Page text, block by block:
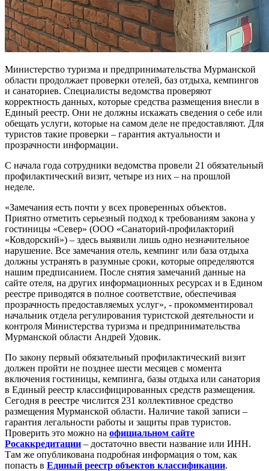
Министерство туризма и предпринимательства Мурманской
области продолжает проверки отелей, баз отдыха, кемпингов
и санаториев. Специалисты ведомства проверяют
корректность данных, которые средства размещения внесли в
Единый реестр. Они не должны искажать сведения о себе или
обещать услуги, которые на самом деле не предоставляют. Для
туристов такие проверки – гарантия актуальности и
прозрачности информации.
С начала года сотрудники ведомства провели 21 обязательный
профилактический визит, четыре из них – на прошлой
неделе.
«Замечания есть почти у всех проверенных объектов.
Приятно отметить серьезный подход к требованиям закона у
гостиницы «Север» (ООО «Санаторий-профилакторий
«Ковдорский») – здесь выявили лишь одно незначительное
нарушение. Все замечания отель, кемпинг или база отдыха
должны устранять в разумные сроки, которые определяются
нашим предписанием. После снятия замечаний данные на
сайте отеля, на других информационных ресурсах и в Едином
реестре приводятся в полное соответствие, обеспечивая
прозрачность предоставляемых услуг», - прокомментировал
начальник отдела регулирования туристской деятельности и
контроля Министерства туризма и предпринимательства
Мурманской области Андрей Удовик.
По закону первый обязательный профилактический визит
должен пройти не позднее шести месяцев с момента
включения гостиницы, кемпинга, базы отдыха или санатория
в Единый реестр классифицированных средств размещения.
Сегодня в реестре числится 231 коллективное средство
размещения Мурманской области. Наличие такой записи –
гарантия легальности работы и защиты прав туристов.
Проверить это можно на официальном сайте
Росаккредитации – достаточно ввести название или ИНН.
Там же опубликована подробная информация о том, как
попасть в Единый реестр объектов классификации.